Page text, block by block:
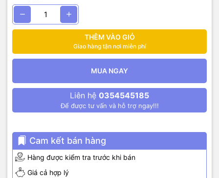
THÊM VÀO GIỎ
Giao hàng tận nơi miễn phí
MUA NGAY
Liên hệ 0354545185
Để được tư vấn và hỗ trợ ngay!!!
Cam kết bán hàng
Hàng được kiểm tra trước khi bán
Giá cả hợp lý